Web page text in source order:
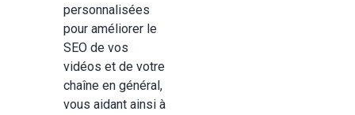
personnalisées
pour améliorer le
SEO de vos
vidéos et de votre
chaîne en général,
vous aidant ainsi à